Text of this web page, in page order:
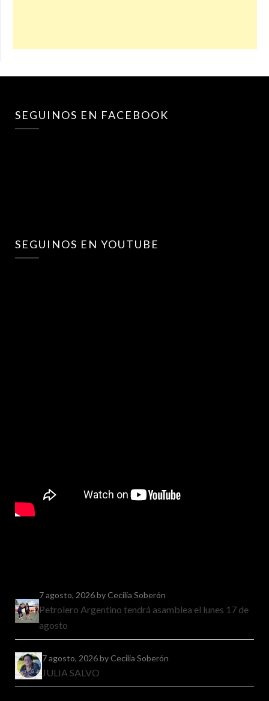
SEGUINOS EN FACEBOOK
SEGUINOS EN YOUTUBE
7 agosto, 2026by Cecilia Soberón
Petrolero Argentino tendrá asamblea el lunes 17 de
agosto
7 agosto, 2026by Cecilia Soberón
JULIA SALVO